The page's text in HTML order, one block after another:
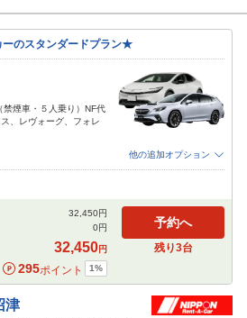
のスタンダードプラン★
禁煙車・５人乗り）NF代
、レヴォーグ、フォレ
他の追加オプション
32,450円
0円
32,450円
295ポイント 1%
予約へ
残り3台
津